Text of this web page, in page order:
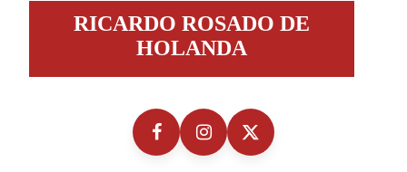
RosadoRICARDO ROSADO DE
HOLANDA